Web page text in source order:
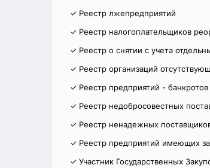
✓ Реестр лжепредприятий
✓ Реестр налогоплательщиков
✓ Реестр о снятии с учета
✓ Реестр организаций
✓ Реестр предприятий - банкротов
✓ Реестр недобросовестных
✓ Реестр ненадежных
✓ Реестр предприятий имеющих
✓ Участник Государственных